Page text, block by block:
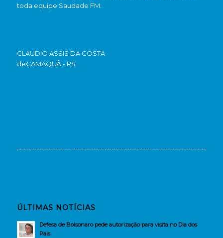
toda equipe Saudade FM.
CLAUDIO ASSIS DA COSTA
deCAMAQUÃ - RS
ÚLTIMAS NOTÍCIAS
Defesa de Bolsonaro pede autorização para visita no Dia dos
Pais